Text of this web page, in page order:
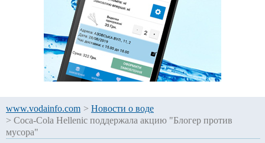
www.vodainfo.com > Новости о воде
> Coca-Cola Hellenic поддержала акцию "Блогер против
мусора"